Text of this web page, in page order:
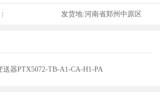
发货地:河南省郑州中原区
器PTX5072-TB-A1-CA-H1-PA